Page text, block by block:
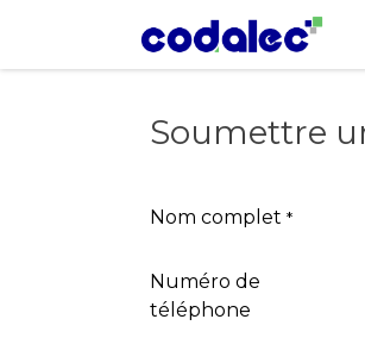
Soumettre
Nom complet *
Numéro de
téléphone